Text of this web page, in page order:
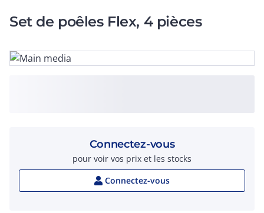
Set de poêles Flex, 4 pièces
Connectez-vous
pour voir vos prix et les stocks
Connectez-vous